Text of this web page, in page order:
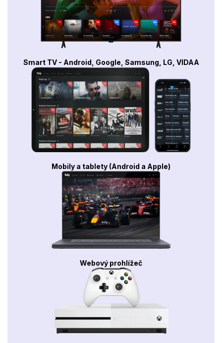
Smart TV - Android, Google, Samsung, LG, VIDAA
Mobily a tablety (Android a Apple)
Webový prohlížeč